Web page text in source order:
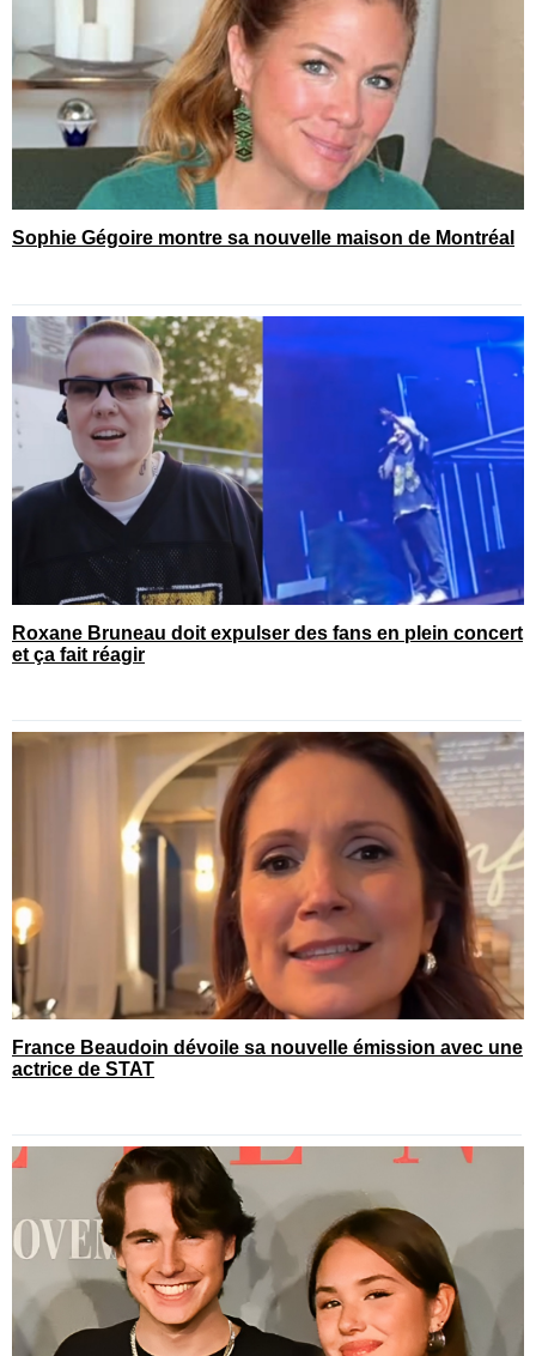
Sophie Gégoire montre sa nouvelle maison de Montréal
Roxane Bruneau doit expulser des fans en plein concert
et ça fait réagir
France Beaudoin dévoile sa nouvelle émission avec une
actrice de STAT